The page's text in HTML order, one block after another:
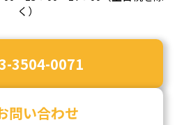
く）
3504-0071
問い合わせ